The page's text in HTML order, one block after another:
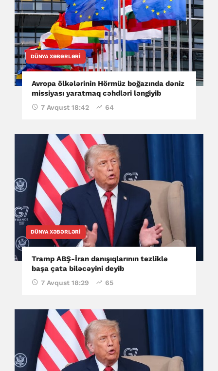
DÜNYA XƏBƏRLƏRI
Avropa ölkələrinin Hörmüz boğazında dəniz
missiyası yaratmaq cəhdləri ləngiyib
7 Avqust 18:42 64
DÜNYA XƏBƏRLƏRI
Tramp ABŞ-İran danışıqlarının tezliklə
başa çata biləcəyini deyib
7 Avqust 18:29 65